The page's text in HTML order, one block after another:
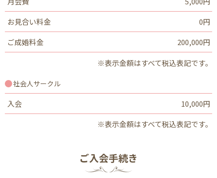
お見合い料金
0円
ご成婚料金
200,000円
※表示金額はすべて税込表記です。
社会人サークル
入会 10,000円
※表示金額はすべて税込表記です。
ご入会手続き